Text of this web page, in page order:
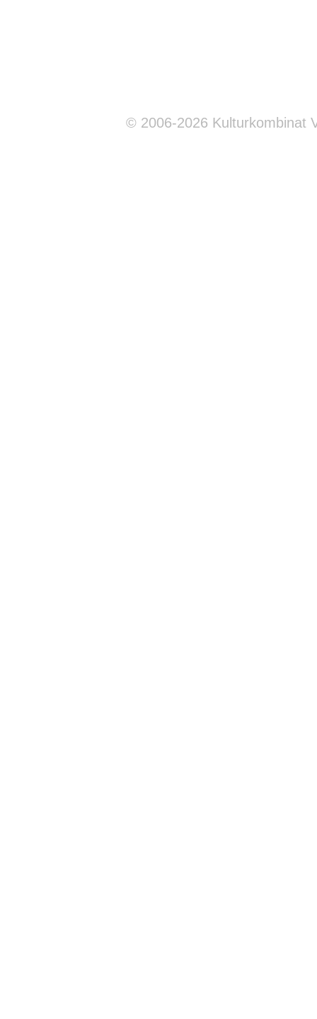
© 2006-2026